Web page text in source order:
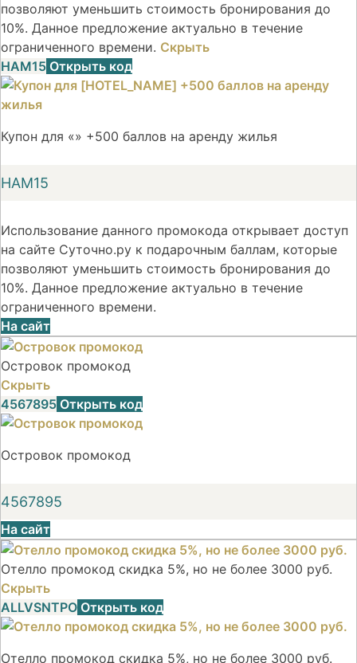
позволяют уменьшить стоимость бронирования до
10%. Данное предложение актуально в течение
ограниченного времени. Скрыть
НАМ15 Открыть код
Купон для «» +500 баллов на аренду жилья
НАМ15
Использование данного промокода открывает доступ
на сайте Суточно.ру к подарочным баллам, которые
позволяют уменьшить стоимость бронирования до
10%. Данное предложение актуально в течение
ограниченного времени.
На сайт
Островок промокод
Скрыть
4567895 Открыть код
Островок промокод
4567895
На сайт
Отелло промокод скидка 5%, но не более 3000 руб.
Скрыть
ALLVSNTPO Открыть код
Отелло промокод скидка 5%, но не более 3000 руб.